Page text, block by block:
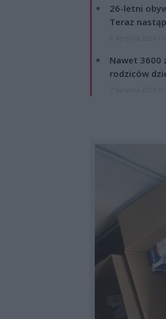
26-letni
Teraz
Nawet 3600
rodziców